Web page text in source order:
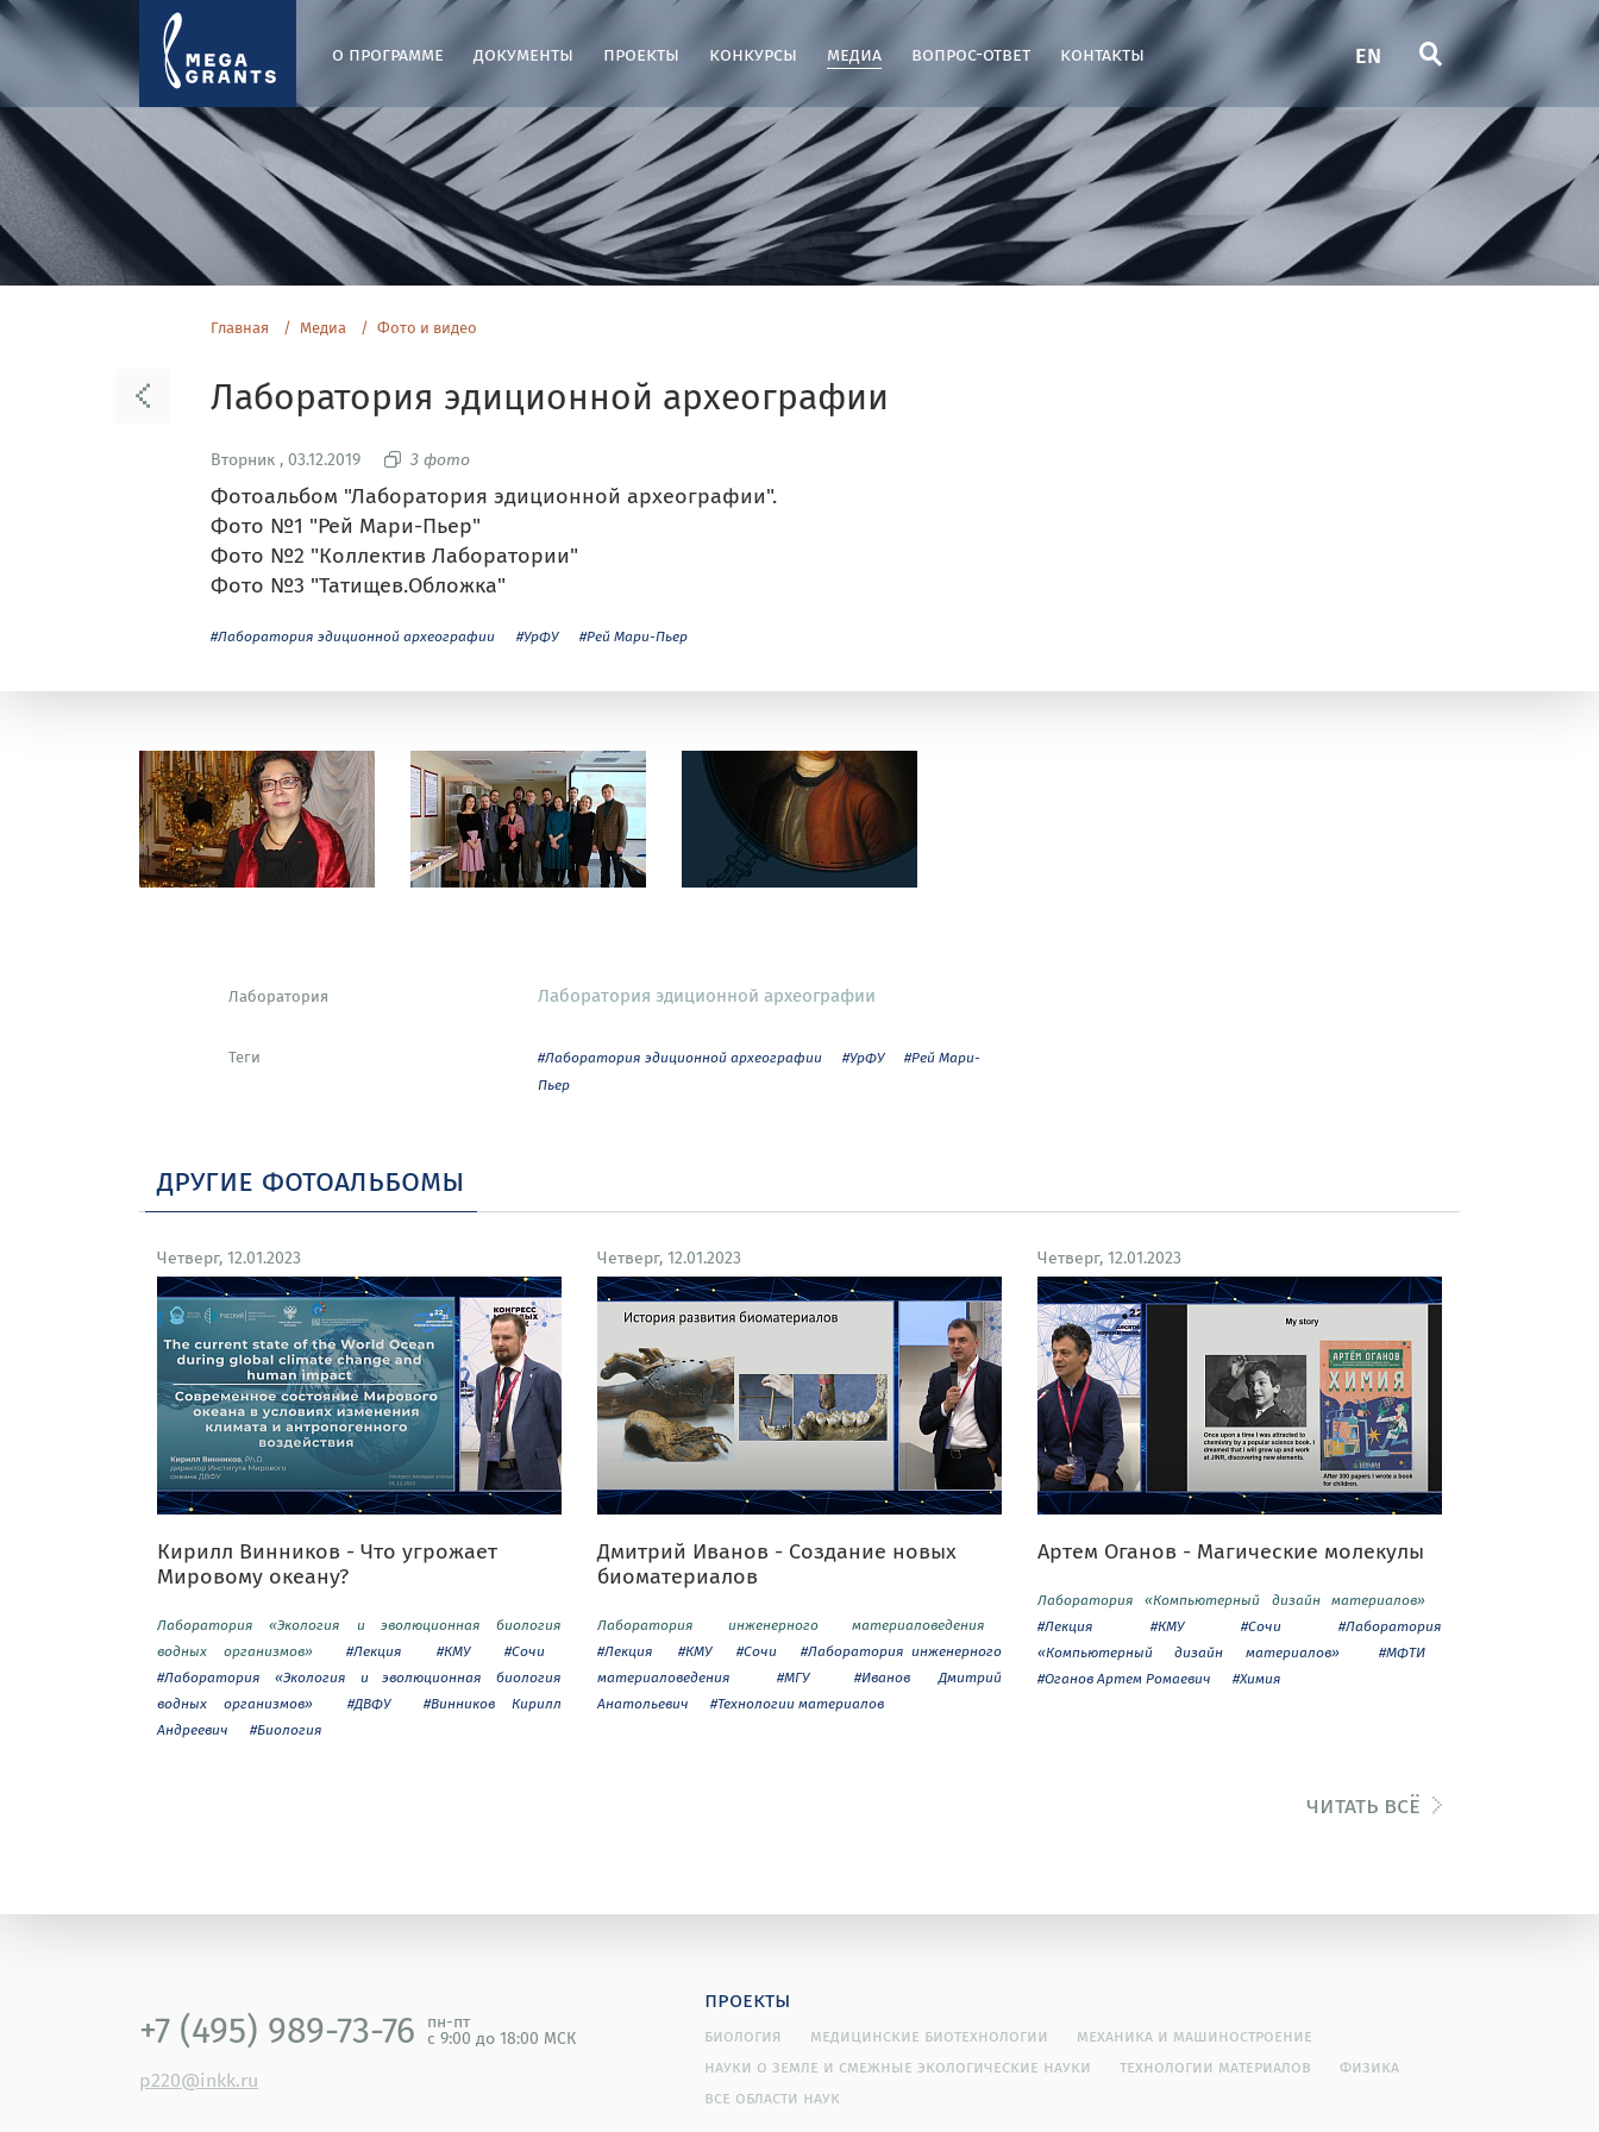
о программе документы проекты конкурсы медиа вопрос-ответ контакты EN
Главная Медиа Фото и видео
Лаборатория эдиционной археографии
Вторник , 03.12.2019 3 фото
Фотоальбом "Лаборатория эдиционной археографии".
Фото №1 "Рей Мари-Пьер"
Фото №2 "Коллектив Лаборатории"
Фото №3 "Татищев.Обложка"
#Лаборатория эдиционной археографии #УрФУ #Рей Мари-Пьер
Лаборатория Лаборатория эдиционной археографии
Теги #Лаборатория эдиционной археографии #УрФУ
#Рей Мари-
Пьер
другие фотоальбомы
Четверг, 12.01.2023
Кирилл Винников - Что угрожает
Мировому океану?
Лаборатория «Экология и эволюционная биология
водных организмов»
#Лекция #КМУ
#Сочи
#Лаборатория «Экология и эволюционная биология
водных организмов»
#ДВФУ
#Винников Кирилл
Андреевич
#Биология
Четверг, 12.01.2023
Дмитрий Иванов - Создание новых
биоматериалов
Лаборатория инженерного материаловедения
#Лекция
#КМУ #Сочи
#Лаборатория инженерного
материаловедения
#МГУ
#Иванов Дмитрий
Анатольевич
#Технологии материалов
Четверг, 12.01.2023
Артем Оганов - Магические молекулы
Лаборатория «Компьютерный дизайн материалов»
#Лекция
#КМУ #Сочи
#Лаборатория
«Компьютерный дизайн материалов»
#МФТИ
#Оганов Артем Ромаевич
#Химия
читать всё
+7 (495) 989-73-76 пн-пт
с 9:00 до 18:00 МСК
p220@inkk.ru
проекты
биология медицинские биотехнологии
механика и машиностроение
науки о земле и смежные экологические науки
технологии материалов
физика
все области наук